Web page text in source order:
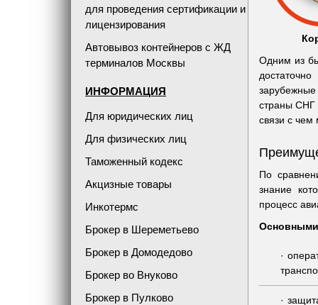
для проведения сертификации и
лицензирования
Автовывоз контейнеров с ЖД
терминалов Москвы
ИНФОРМАЦИЯ
Для юридических лиц
Для физических лиц
Таможенный кодекс
Акцизные товары
Инкотермс
Брокер в Шереметьево
Брокер в Домодедово
Брокер во Внуково
Брокер в Пулково
Одним из
зарубежные
страны СНГ
связи с чем
По
знание
процесс
Основными